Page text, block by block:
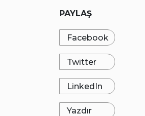
PAYLAŞ
Facebook
Twitter
LinkedIn
Yazdır